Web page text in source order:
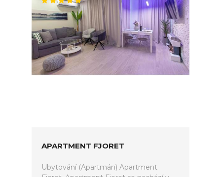
APARTMENT FJORET
Ubytování (Apartmán) Apartment